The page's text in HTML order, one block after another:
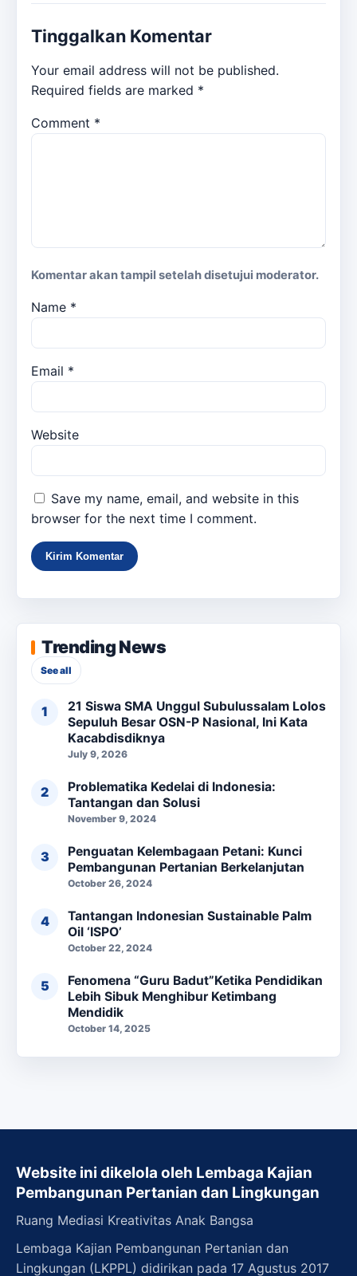
Tinggalkan Komentar
Your email address will not be published.
Required fields are marked *
Comment *
Komentar akan tampil setelah disetujui moderator.
Name *
Email *
Website
Save my name, email, and website in this
browser for the next time I comment.
Trending News
See all
21 Siswa SMA Unggul Subulussalam Lolos
Sepuluh Besar OSN-P Nasional, Ini Kata
Kacabdisdiknya
July 9, 2026
Problematika Kedelai di Indonesia:
Tantangan dan Solusi
November 9, 2024
Penguatan Kelembagaan Petani: Kunci
Pembangunan Pertanian Berkelanjutan
October 26, 2024
Tantangan Indonesian Sustainable Palm
Oil ‘ISPO’
October 22, 2024
Fenomena “Guru Badut”Ketika Pendidikan
Lebih Sibuk Menghibur Ketimbang
Mendidik
October 14, 2025
Website ini dikelola oleh Lembaga Kajian
Pembangunan Pertanian dan Lingkungan
Ruang Mediasi Kreativitas Anak Bangsa
Lembaga Kajian Pembangunan Pertanian dan
Lingkungan (LKPPL) didirikan pada 17 Agustus 2017